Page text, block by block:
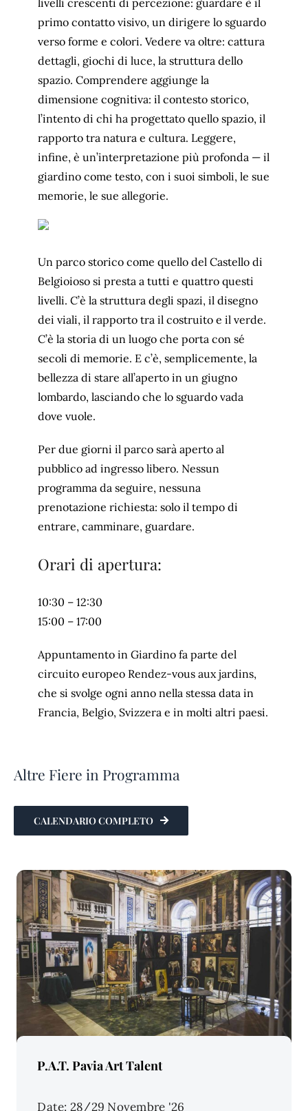
livelli crescenti di percezione: guardare è il
primo contatto visivo, un dirigere lo sguardo
verso forme e colori. Vedere va oltre: cattura
dettagli, giochi di luce, la struttura dello
spazio. Comprendere aggiunge la
dimensione cognitiva: il contesto storico,
l’intento di chi ha progettato quello spazio, il
rapporto tra natura e cultura. Leggere,
infine, è un’interpretazione più profonda — il
giardino come testo, con i suoi simboli, le sue
memorie, le sue allegorie.
Un parco storico come quello del Castello di
Belgioioso si presta a tutti e quattro questi
livelli. C’è la struttura degli spazi, il disegno
dei viali, il rapporto tra il costruito e il verde.
C’è la storia di un luogo che porta con sé
secoli di memorie. E c’è, semplicemente, la
bellezza di stare all’aperto in un giugno
lombardo, lasciando che lo sguardo vada
dove vuole.
Per due giorni il parco sarà aperto al
pubblico ad ingresso libero. Nessun
programma da seguire, nessuna
prenotazione richiesta: solo il tempo di
entrare, camminare, guardare.
Orari di apertura:
10:30 – 12:30
15:00 – 17:00
Appuntamento in Giardino fa parte del
circuito europeo Rendez-vous aux jardins,
che si svolge ogni anno nella stessa data in
Francia, Belgio, Svizzera e in molti altri paesi.
Altre Fiere in Programma
CALENDARIO COMPLETO
P.A.T. Pavia Art Talent
Date: 28/29 Novembre '26